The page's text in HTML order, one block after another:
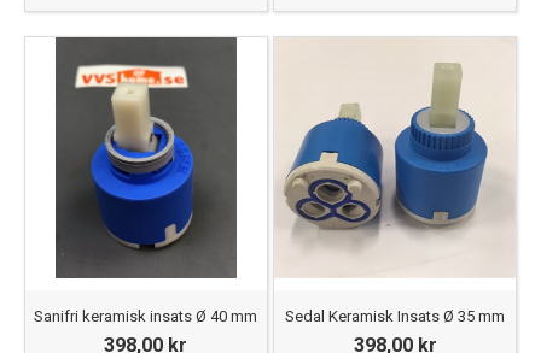
Sanifri keramisk insats Ø 40 mm
398,00 kr
Sedal Keramisk Insats Ø 35 mm
398,00 kr